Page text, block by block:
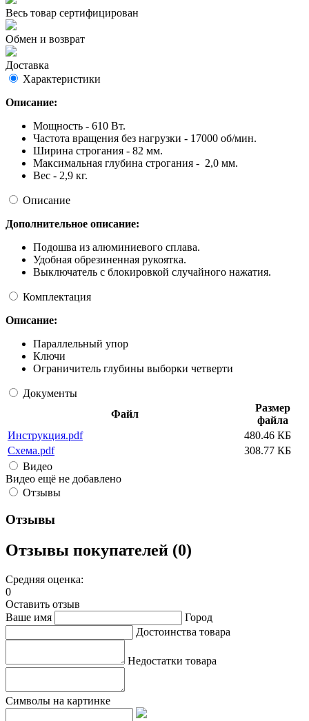
Весь товар сертифицирован
Обмен и возврат
Доставка
Характеристики
Описание:
Мощность - 610 Вт.
Частота вращения без нагрузки - 17000 об/мин.
Ширина строгания - 82 мм.
Максимальная глубина строгания - 2,0 мм.
Вес - 2,9 кг.
Описание
Дополнительное описание:
Подошва из алюминиевого сплава.
Удобная обрезиненная рукоятка.
Выключатель с блокировкой случайного нажатия.
Комплектация
Описание:
Параллельный упор
Ключи
Ограничитель глубины выборки четверти
Документы
Файл
Размер
файла
Инструкция.pdf
480.46 КБ
Схема.pdf
308.77 КБ
Видео
Видео ещё не добавлено
Отзывы
Отзывы
Отзывы покупателей (0)
Средняя оценка:
0
Оставить отзыв
Ваше имя
Город
Достоинства товара
Недостатки товара
Символы на картинке